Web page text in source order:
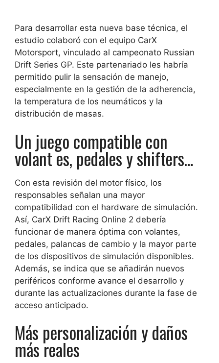
Para desarrollar esta nueva base técnica, el
estudio colaboró con el equipo CarX
Motorsport, vinculado al campeonato Russian
Drift Series GP. Este partenariado les habría
permitido pulir la sensación de manejo,
especialmente en la gestión de la adherencia,
la temperatura de los neumáticos y la
distribución de masas.
Un juego compatible con
volant es, pedales y shifters…
Con esta revisión del motor físico, los
responsables señalan una mayor
compatibilidad con el hardware de simulación.
Así, CarX Drift Racing Online 2 debería
funcionar de manera óptima con volantes,
pedales, palancas de cambio y la mayor parte
de los dispositivos de simulación disponibles.
Además, se indica que se añadirán nuevos
periféricos conforme avance el desarrollo y
durante las actualizaciones durante la fase de
acceso anticipado.
Más personalización y daños
más reales